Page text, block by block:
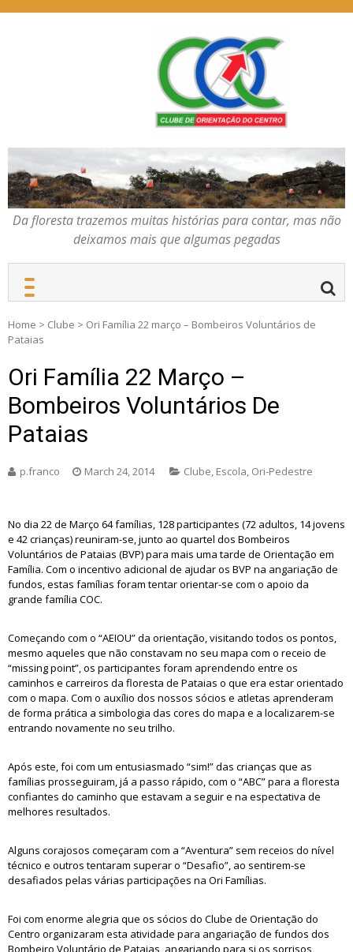
COC – CLUBE DE
ORIENTAÇÃO DO
CENTRO
Da floresta trazemos
muitas histórias para
contar, mas não deixamos
mais que algumas
pegadas
Da floresta trazemos muitas histórias para contar, mas não
deixamos mais que algumas pegadas
Home > Clube > Ori Família 22 março – Bombeiros Voluntários de
Pataias
Ori Família 22 Março –
Bombeiros Voluntários De
Pataias
p.franco March 24, 2014 Clube, Escola, Ori-Pedestre
No dia 22 de Março 64 famílias, 128 participantes (72 adultos, 14 jovens
e 42 crianças) reuniram-se, junto ao quartel dos Bombeiros
Voluntários de Pataias (BVP) para mais uma tarde de Orientação em
Família. Com o incentivo adicional de ajudar os BVP na angariação de
fundos, estas famílias foram tentar orientar-se com o apoio da
grande família COC.
Começando com o “AEIOU” da orientação, visitando todos os pontos,
mesmo aqueles que não constavam no seu mapa com o receio de
“missing point”, os participantes foram aprendendo entre os
caminhos e carreiros da floresta de Pataias o que era estar orientado
com o mapa. Com o auxílio dos nossos sócios e atletas aprenderam
de forma prática a simbologia das cores do mapa e a localizarem-se
entrando novamente no seu trilho.
Após este, foi com um entusiasmado “sim!” das crianças que as
famílias prosseguiram, já a passo rápido, com o “ABC” para a floresta
confiantes do caminho que estavam a seguir e na espectativa de
melhores resultados.
Alguns corajosos começaram com a “Aventura” sem receios do nível
técnico e outros tentaram superar o “Desafio”, ao sentirem-se
desafiados pelas várias participações na Ori Famílias.
Foi com enorme alegria que os sócios do Clube de Orientação do
Centro organizaram esta atividade para angariação de fundos dos